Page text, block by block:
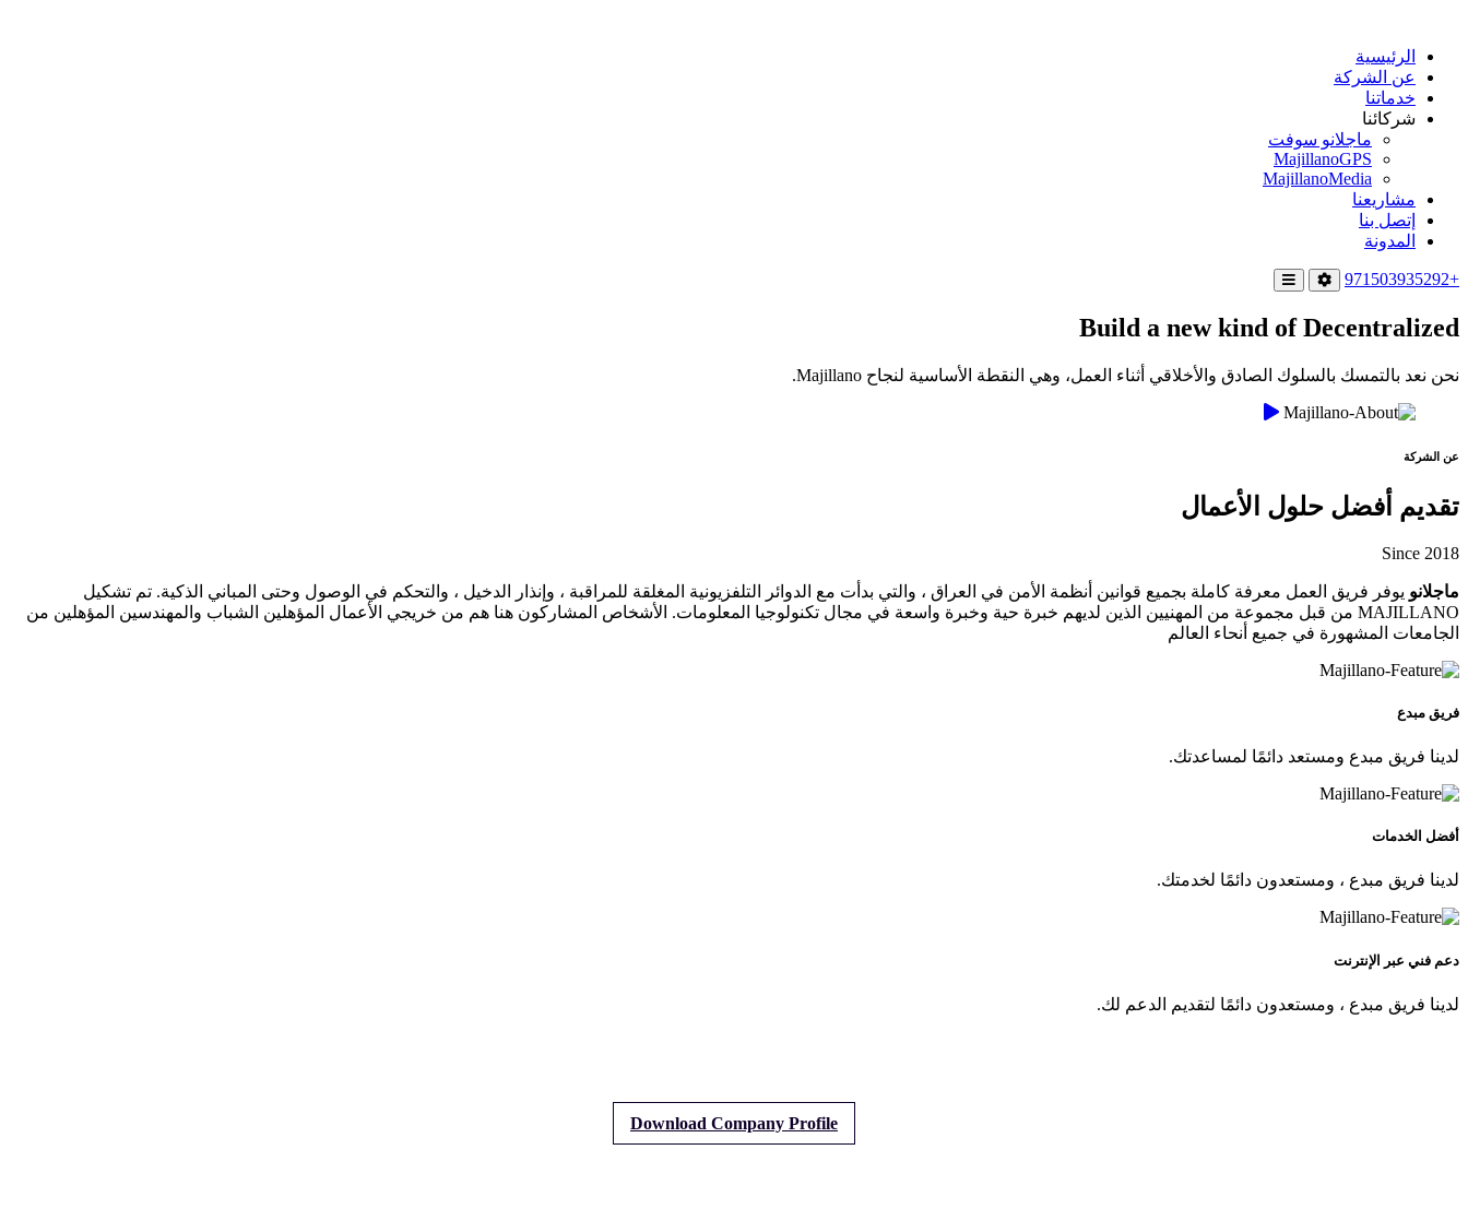
الرئيسية
عن الشركة
خدماتنا
شركائنا
ماجلانو سوفت
MajillanoGPS
MajillanoMedia
مشاريعنا
إتصل بنا
المدونة
+971503935292
Build a new kind of Decentralized
نحن نعد بالتمسك بالسلوك الصادق والأخلاقي أثناء العمل، وهي النقطة الأساسية لنجاح Majillano.
عن الشركة
تقديم أفضل حلول الأعمال
Since 2018
ماجلانو يوفر فريق العمل معرفة كاملة بجميع قوانين أنظمة الأمن في العراق ، والتي بدأت مع الدوائر التلفزيونية المغلقة للمراقبة ، وإنذار الدخيل ، والتحكم في الوصول وحتى المباني الذكية. تم تشكيل
MAJILLANO من قبل مجموعة من المهنيين الذين لديهم خبرة حية وخبرة واسعة في مجال تكنولوجيا المعلومات. الأشخاص المشاركون هنا هم من خريجي الأعمال المؤهلين الشباب والمهندسين المؤهلين من
الجامعات المشهورة في جميع أنحاء العالم
فريق مبدع
لدينا فريق مبدع ومستعد دائمًا لمساعدتك.
أفضل الخدمات
لدينا فريق مبدع ، ومستعدون دائمًا لخدمتك.
دعم فني عبر الإنترنت
لدينا فريق مبدع ، ومستعدون دائمًا لتقديم الدعم لك.
Download Company Profile